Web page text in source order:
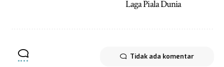
Laga Piala Dunia
Tidak ada komentar